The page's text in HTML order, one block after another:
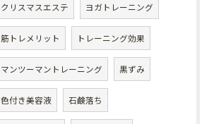
クリスマスエステ ヨガトレーニング
筋トレメリット トレーニング効果
マンツーマントレーニング 黒ずみ
色付き美容液 石鹸落ち